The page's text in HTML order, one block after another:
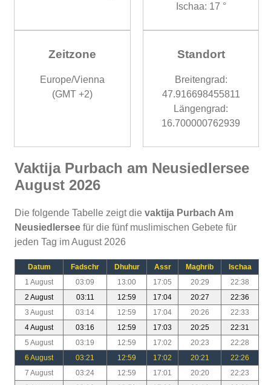
Ischaa: 17 °
Zeitzone
Europe/Vienna
(GMT +2)
Standort
Breitengrad:
47.916698455811
Längengrad:
16.700000762939
Vaktija Purbach am Neusiedlersee
August 2026
Die folgende Tabelle zeigt die vaktija Purbach Am
Neusiedlersee für die fünf muslimischen Gebete für
jeden Tag im August 2026
Datum Fadschr Dhuhur Assr Maghrib
Ischaa
1 August
03:09 13:00 17:05 20:29
22:38
2 August
03:11 12:59 17:04 20:27
22:36
3 August
03:14 12:59 17:04 20:26
22:33
4 August
03:16 12:59 17:03 20:25
22:31
5 August
03:19 12:59 17:02 20:23
22:28
6 August
03:21 12:59 17:02 20:21
22:26
7 August
03:24 12:59 17:01 20:20
22:23